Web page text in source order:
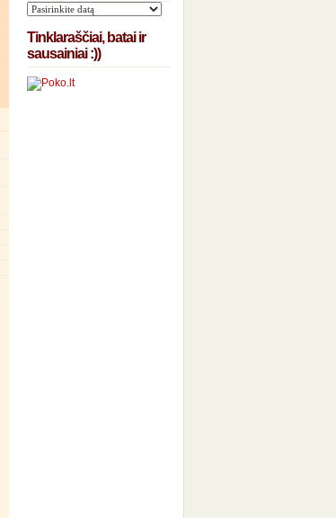
Tinklaraščiai, batai ir
sausainiai :))